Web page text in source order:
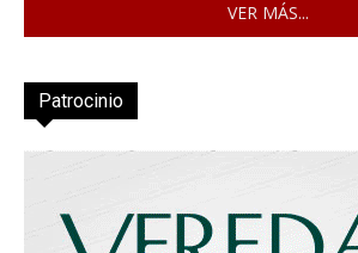
VER MÁS...
Patrocinio